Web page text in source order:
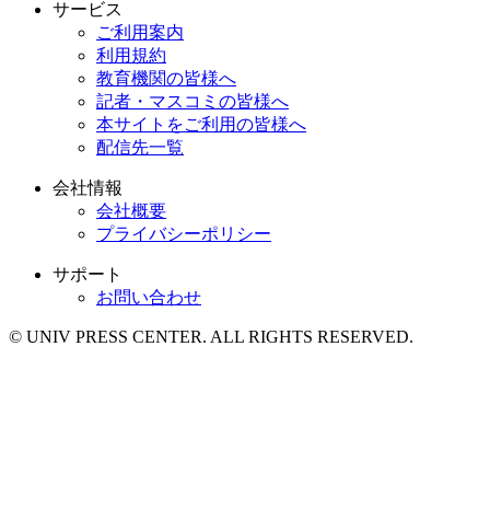
サービス
ご利用案内
利用規約
教育機関の皆様へ
記者・マスコミの皆様へ
本サイトをご利用の皆様へ
配信先一覧
会社情報
会社概要
プライバシーポリシー
サポート
お問い合わせ
© UNIV PRESS CENTER. ALL RIGHTS RESERVED.